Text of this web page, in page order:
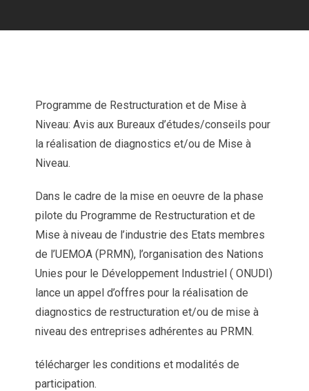
Programme de Restructuration et de Mise à
Niveau: Avis aux Bureaux d’études/conseils pour
la réalisation de diagnostics et/ou de Mise à
Niveau.
Dans le cadre de la mise en oeuvre de la phase
pilote du Programme de Restructuration et de
Mise à niveau de l’industrie des Etats membres
de l’UEMOA (PRMN), l’organisation des Nations
Unies pour le Développement Industriel ( ONUDI)
lance un appel d’offres pour la réalisation de
diagnostics de restructuration et/ou de mise à
niveau des entreprises adhérentes au PRMN.
télécharger les conditions et modalités de
participation.